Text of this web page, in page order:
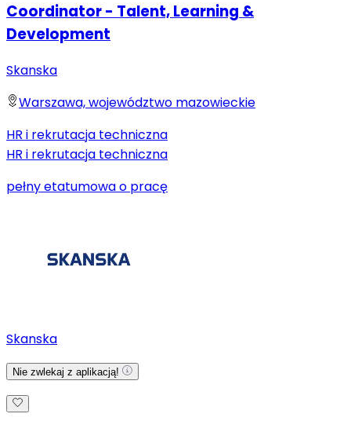
Coordinator - Talent, Learning &
Development
Skanska
Warszawa, województwo mazowieckie
HR i rekrutacja techniczna
HR i rekrutacja techniczna
pełny etatumowa o pracę
Skanska
Nie zwlekaj z aplikacją!